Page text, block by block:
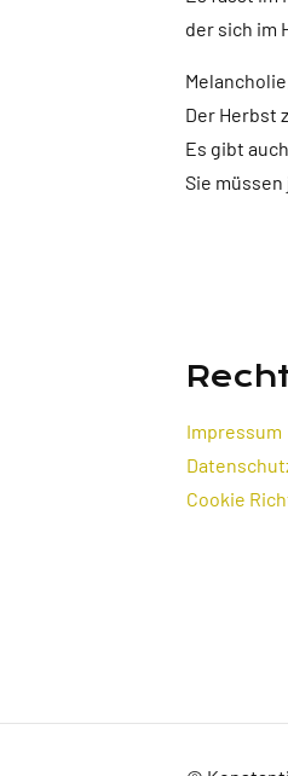
der sich im
Der Herbst
Es gibt
Sie
Impressum
Cookie